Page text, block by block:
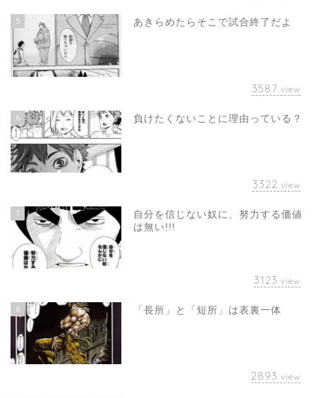
5 あきらめたらそこで試合終了だよ
3587 view
6 負けたくないことに理由っている？
3322 view
7
自分を信じない奴に、努力する価値
は無い!!!
3123 view
8 「長所」と「短所」は表裏一体
2893 view